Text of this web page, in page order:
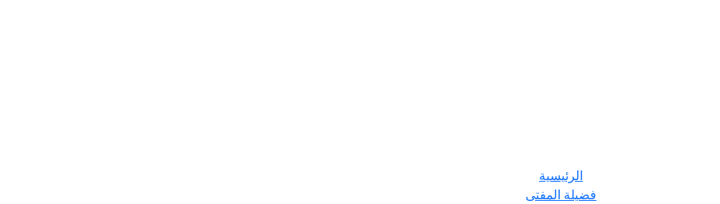
الرئيسية
فضيلة المفتى